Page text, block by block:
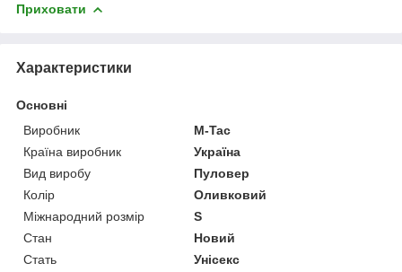
Приховати
Характеристики
Основні
Виробник
M-Tac
Країна виробник
Україна
Вид виробу
Пуловер
Колір
Оливковий
Міжнародний розмір
S
Стан
Новий
Стать
Унісекс